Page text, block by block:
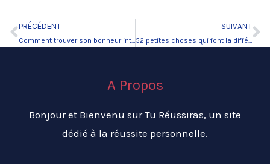
Précédent
PRÉCÉDENT SUIVANT
A Propos
Bonjour et Bienvenu sur Tu Réussiras, un site
dédié à la réussite personnelle.